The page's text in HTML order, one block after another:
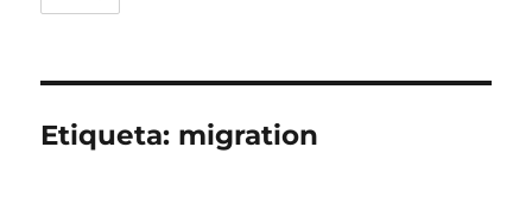
Etiqueta: migration